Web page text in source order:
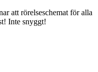
att rörelseschemat för alla
Inte snyggt!